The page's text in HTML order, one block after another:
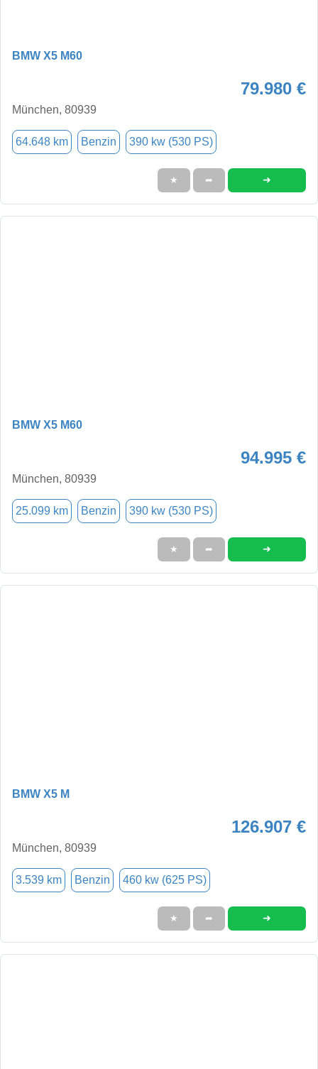
BMW X5 M60
79.980 €
München, 80939
64.648 km Benzin 390 kw (530 PS)
★ ➦ ➜
BMW X5 M60
94.995 €
München, 80939
25.099 km Benzin 390 kw (530 PS)
★ ➦ ➜
BMW X5 M
126.907 €
München, 80939
3.539 km Benzin 460 kw (625 PS)
★ ➦ ➜